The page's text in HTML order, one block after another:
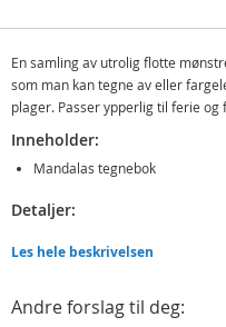
En samling av utrolig flotte
som man kan tegne av eller
plager. Passer ypperlig til ferie og
Inneholder:
Mandalas tegnebok
Detaljer:
Les hele beskrivelsen
Andre forslag til deg: